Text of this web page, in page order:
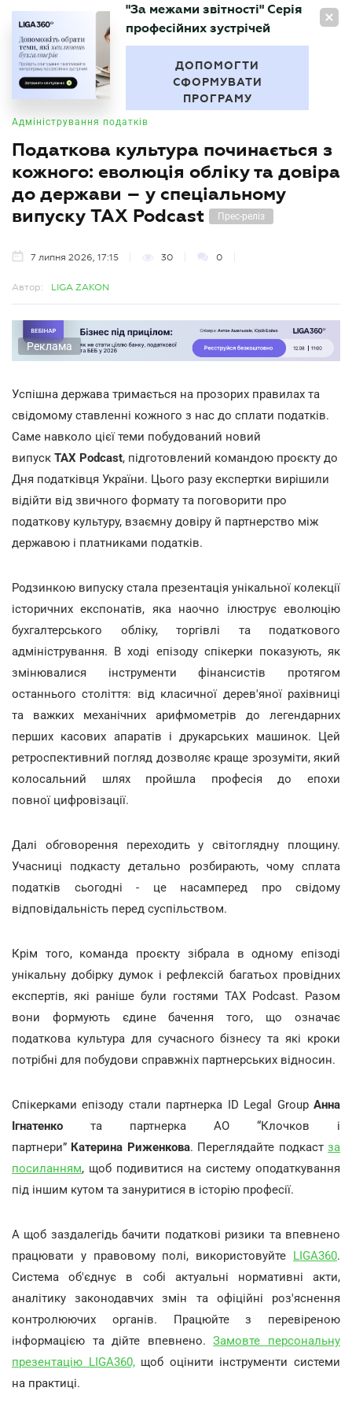
UA
БУХГАЛТЕР
"За межами звітності" Серія
професійних зустрічей
ДОПОМОГТИ
СФОРМУВАТИ
ПРОГРАМУ
Адміністрування податків
Податкова культура починається з
кожного: еволюція обліку та довіра
до держави – у спеціальному
випуску TAX Podcast
Прес-реліз
7 липня 2026, 17:15 30 0
Автор: LIGA ZAKON
Реклама
Успішна держава тримається на прозорих правилах та
свідомому ставленні кожного з нас до сплати податків.
Саме навколо цієї теми побудований новий
випуск TAX Podcast, підготовлений командою проєкту до
Дня податківця України. Цього разу експертки вирішили
відійти від звичного формату та поговорити про
податкову культуру, взаємну довіру й партнерство між
державою і платниками податків.
Родзинкою випуску стала презентація унікальної колекції
історичних експонатів, яка наочно ілюструє еволюцію
бухгалтерського обліку, торгівлі та податкового
адміністрування. В ході епізоду спікерки показують, як
змінювалися інструменти фінансистів протягом
останнього століття: від класичної дерев'яної рахівниці
та важких механічних арифмометрів до легендарних
перших касових апаратів і друкарських машинок. Цей
ретроспективний погляд дозволяє краще зрозуміти, який
колосальний шлях пройшла професія до епохи
повної цифровізації.
Далі обговорення переходить у світоглядну площину.
Учасниці подкасту детально розбирають, чому сплата
податків сьогодні - це насамперед про свідому
відповідальність перед суспільством.
Крім того, команда проєкту зібрала в одному епізоді
унікальну добірку думок і рефлексій багатьох провідних
експертів, які раніше були гостями TAX Podcast. Разом
вони формують єдине бачення того, що означає
податкова культура для сучасного бізнесу та які кроки
потрібні для побудови справжніх партнерських відносин.
Спікерками епізоду стали партнерка ID Legal Group Анна
Ігнатенко та партнерка АО “Клочков і
партнери” Катерина Риженкова. Переглядайте подкастза
посиланням, щоб подивитися на систему оподаткування
під іншим кутом та зануритися в історію професії.
А щоб заздалегідь бачити податкові ризики та впевнено
працювати у правовому полі, використовуйте LIGA360.
Система об'єднує в собі актуальні нормативні акти,
аналітику законодавчих змін та офіційні роз'яснення
контролюючих органів. Працюйте з перевіреною
інформацією та дійте впевнено.Замовте персональну
презентацію LIGA360,щоб оцінити інструменти системи
на практиці.